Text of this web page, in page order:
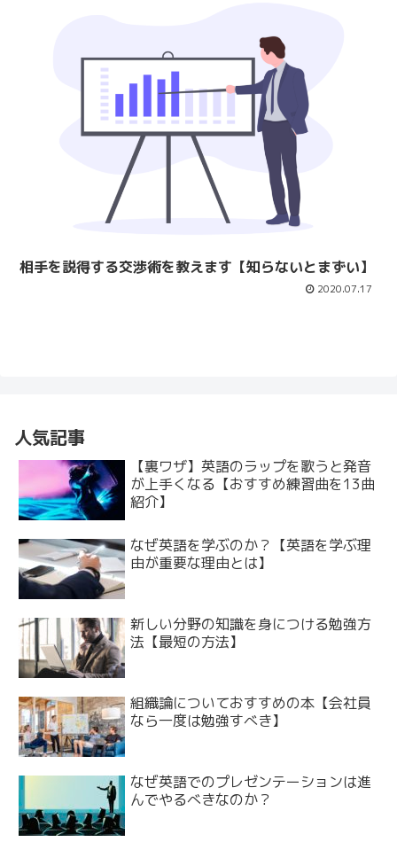
相手を説得する交渉術を教えます【知らないとまずい】
2020.07.17
人気記事
【裏ワザ】英語のラップを歌うと発音
が上手くなる【おすすめ練習曲を13曲
紹介】
なぜ英語を学ぶのか？【英語を学ぶ理
由が重要な理由とは】
新しい分野の知識を身につける勉強方
法【最短の方法】
組織論についておすすめの本【会社員
なら一度は勉強すべき】
なぜ英語でのプレゼンテーションは進
んでやるべきなのか？